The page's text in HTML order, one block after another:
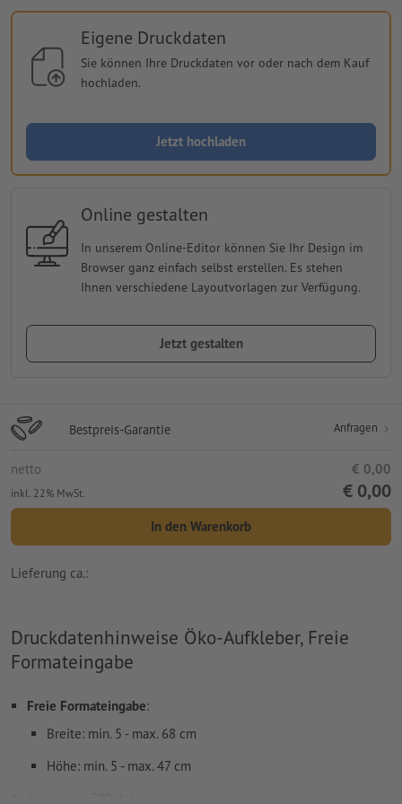
Eigene Druckdaten
Sie können Ihre Druckdaten vor oder nach dem Kauf
hochladen.
Jetzt hochladen
Online gestalten
In unserem Online-Editor können Sie Ihr Design im
Browser ganz einfach selbst erstellen. Es stehen
Ihnen verschiedene Layoutvorlagen zur Verfügung.
Jetzt gestalten
Bestpreis-Garantie Anfragen
netto € 0,00
inkl. 22% MwSt. € 0,00
In den Warenkorb
Lieferung ca.:
Druckdatenhinweise Öko-Aufkleber, Freie
Formateingabe
Freie Formateingabe:
Breite: min. 5 - max. 68 cm
Höhe: min. 5 - max. 47 cm